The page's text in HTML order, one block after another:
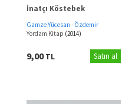
İnatçı Köstebek
Gamze Yücesan - Özdemir
Yordam Kitap (2014)
9,00TL Satın al